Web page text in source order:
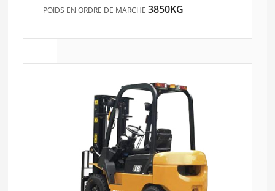
POIDS EN ORDRE DE MARCHE3850KG